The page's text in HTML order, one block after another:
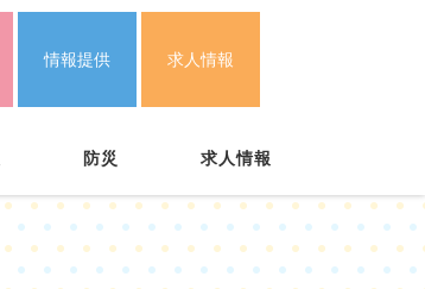
情報提供 求人情報
防災 求人情報